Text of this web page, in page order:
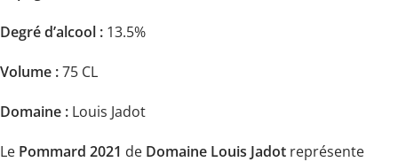
Degré d’alcool : 13.5%
Volume :75 CL
Domaine : Louis Jadot
Le Pommard 2021 de Domaine Louis Jadot représente